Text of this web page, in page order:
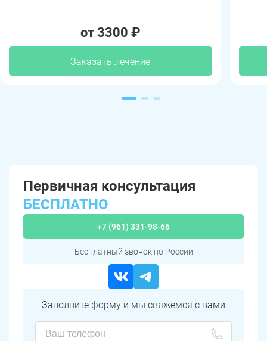
от 3300 ₽
Заказать лечение
Первичная консультация
БЕСПЛАТНО
+7 (961) 331-98-66
Бесплатный звонок по России
Заполните форму и мы свяжемся с вами